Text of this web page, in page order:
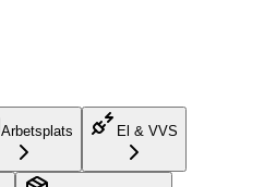
Arbetsplats El & VVS